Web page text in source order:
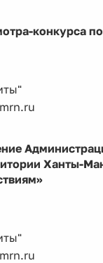
конкурса
Ханты-